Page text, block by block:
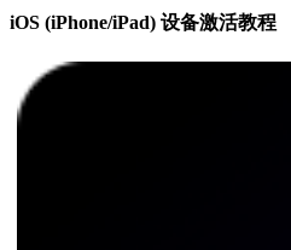
iOS (iPhone/iPad) 设备激活教程